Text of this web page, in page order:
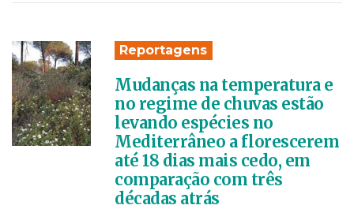
Reportagens
Mudanças na temperatura e
no regime de chuvas estão
levando espécies no
Mediterrâneo a florescerem
até 18 dias mais cedo, em
comparação com três
décadas atrás